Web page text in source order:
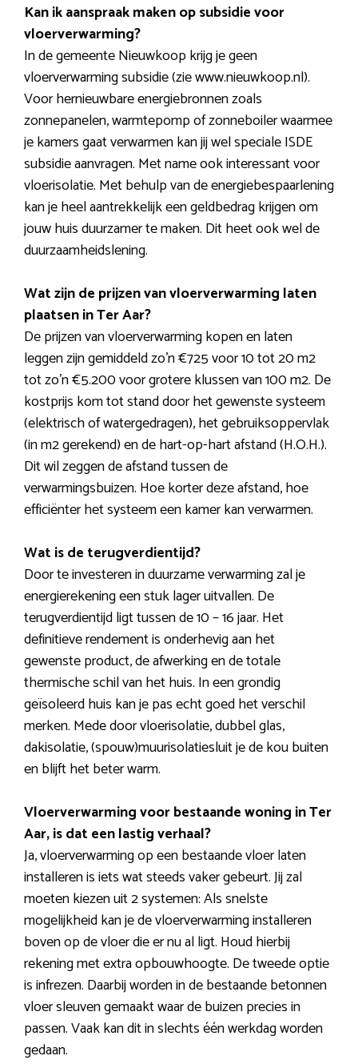
Kan ik aanspraak maken op subsidie voor
vloerverwarming?
In de gemeente Nieuwkoop krijg je geen
vloerverwarming subsidie (zie www.nieuwkoop.nl).
Voor hernieuwbare energiebronnen zoals
zonnepanelen, warmtepomp of zonneboiler waarmee
je kamers gaat verwarmen kan jij wel speciale ISDE
subsidie aanvragen. Met name ook interessant voor
vloerisolatie. Met behulp van de energiebespaarlening
kan je heel aantrekkelijk een geldbedrag krijgen om
jouw huis duurzamer te maken. Dit heet ook wel de
duurzaamheidslening.
Wat zijn de prijzen van vloerverwarming laten
plaatsen in Ter Aar?
De prijzen van vloerverwarming kopen en laten
leggen zijn gemiddeld zo’n €725 voor 10 tot 20 m2
tot zo’n €5.200 voor grotere klussen van 100 m2. De
kostprijs kom tot stand door het gewenste systeem
(elektrisch of watergedragen), het gebruiksoppervlak
(in m2 gerekend) en de hart-op-hart afstand (H.O.H.).
Dit wil zeggen de afstand tussen de
verwarmingsbuizen. Hoe korter deze afstand, hoe
efficiënter het systeem een kamer kan verwarmen.
Wat is de terugverdientijd?
Door te investeren in duurzame verwarming zal je
energierekening een stuk lager uitvallen. De
terugverdientijd ligt tussen de 10 – 16 jaar. Het
definitieve rendement is onderhevig aan het
gewenste product, de afwerking en de totale
thermische schil van het huis. In een grondig
geïsoleerd huis kan je pas echt goed het verschil
merken. Mede door vloerisolatie, dubbel glas,
dakisolatie, (spouw)muurisolatiesluit je de kou buiten
en blijft het beter warm.
Vloerverwarming voor bestaande woning in Ter
Aar, is dat een lastig verhaal?
Ja, vloerverwarming op een bestaande vloer laten
installeren is iets wat steeds vaker gebeurt. Jij zal
moeten kiezen uit 2 systemen: Als snelste
mogelijkheid kan je de vloerverwarming installeren
boven op de vloer die er nu al ligt. Houd hierbij
rekening met extra opbouwhoogte. De tweede optie
is infrezen. Daarbij worden in de bestaande betonnen
vloer sleuven gemaakt waar de buizen precies in
passen. Vaak kan dit in slechts één werkdag worden
gedaan.